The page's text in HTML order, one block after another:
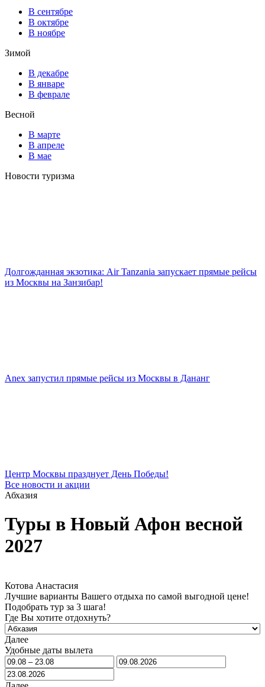
В сентябре
В октябре
В ноябре
Зимой
В декабре
В январе
В феврале
Весной
В марте
В апреле
В мае
Новости туризма
Долгожданная экзотика: Air Tanzania запускает прямые рейсы
из Москвы на Занзибар!
Anex запустил прямые рейсы из Москвы в Дананг
Центр Москвы празднует День Победы!
Все новости и акции
Абхазия
Туры в Новый Афон весной
2027
Котова Анастасия
Лучшие варианты Вашего отдыха по самой выгодной цене!
Подобрать тур за 3 шага!
Где Вы хотите отдохнуть?
Далее
Удобные даты вылета